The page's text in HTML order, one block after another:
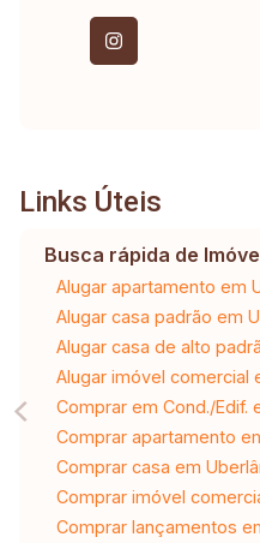
Links Úteis
Busca rápida de
Alugar apartamento em
Alugar casa padrão em
Alugar casa de alto
Alugar imóvel comercial
Comprar em Cond./Edif.
Comprar apartamento
Comprar casa em
Comprar imóvel
Comprar lançamentos